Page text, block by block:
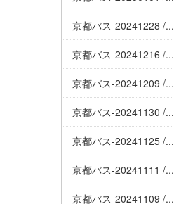
京都バス-20241228 /...
京都バス-20241216 /...
京都バス-20241209 /...
京都バス-20241130 /...
京都バス-20241125 /...
京都バス-20241111 /...
京都バス-20241109 /...